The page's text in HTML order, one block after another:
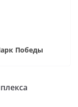
Победы